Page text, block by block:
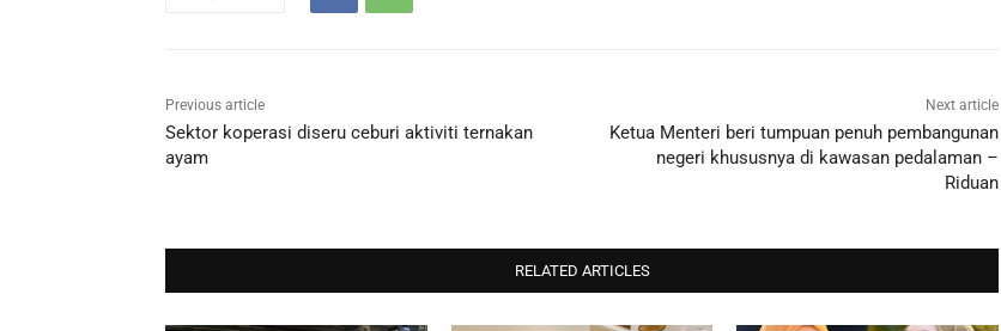
Previous article
Sektor koperasi diseru ceburi aktiviti ternakan
ayam
Next article
Ketua Menteri beri tumpuan penuh pembangunan
negeri khususnya di kawasan pedalaman –
Riduan
RELATED ARTICLES